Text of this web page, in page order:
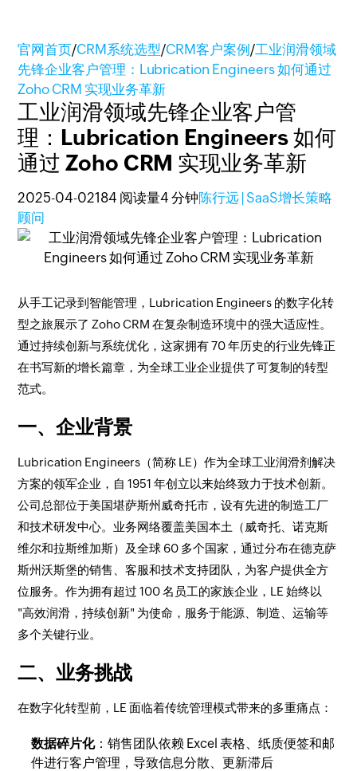
官网首页/CRM系统选型/CRM客户案例/工业润滑领域
先锋企业客户管理：Lubrication Engineers 如何通过
Zoho CRM 实现业务革新
工业润滑领域先锋企业客户管
理：Lubrication Engineers 如何
通过 Zoho CRM 实现业务革新
2025-04-02184 阅读量4 分钟陈行远 | SaaS增长策略
顾问
从手工记录到智能管理，Lubrication Engineers 的数字化转
型之旅展示了 Zoho CRM 在复杂制造环境中的强大适应性。
通过持续创新与系统优化，这家拥有 70 年历史的行业先锋正
在书写新的增长篇章，为全球工业企业提供了可复制的转型
范式。
一、企业背景
Lubrication Engineers（简称 LE）作为全球工业润滑剂解决
方案的领军企业，自 1951 年创立以来始终致力于技术创新。
公司总部位于美国堪萨斯州威奇托市，设有先进的制造工厂
和技术研发中心。业务网络覆盖美国本土（威奇托、诺克斯
维尔和拉斯维加斯）及全球 60 多个国家，通过分布在德克萨
斯州沃斯堡的销售、客服和技术支持团队，为客户提供全方
位服务。作为拥有超过 100 名员工的家族企业，LE 始终以
"高效润滑，持续创新" 为使命，服务于能源、制造、运输等
多个关键行业。
二、业务挑战
在数字化转型前，LE 面临着传统管理模式带来的多重痛点：
数据碎片化：销售团队依赖 Excel 表格、纸质便签和邮
件进行客户管理，导致信息分散、更新滞后